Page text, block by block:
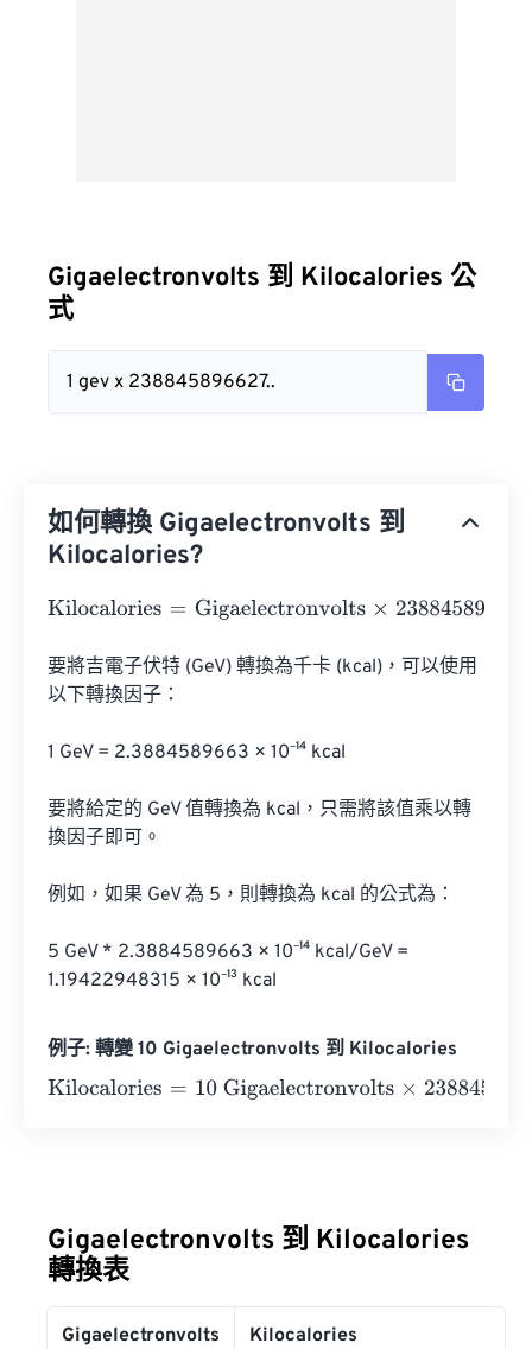
Gigaelectronvolts 到 Kilocalories 公
式
1 gev x 238845896627..
如何轉換 Gigaelectronvolts 到
Kilocalories?
Kilocalories=Gigaelectronvolts×
要將吉電子伏特 (GeV) 轉換為千卡 (kcal)，可以使用
以下轉換因子：
1 GeV = 2.3884589663 × 10⁻¹⁴ kcal
要將給定的 GeV 值轉換為 kcal，只需將該值乘以轉
換因子即可。
例如，如果 GeV 為 5，則轉換為 kcal 的公式為：
5 GeV * 2.3884589663 × 10⁻¹⁴ kcal/GeV =
1.19422948315 × 10⁻¹³ kcal
例子: 轉變 10 Gigaelectronvolts 到 Kilocalories
Kilocalories=10 Gigaelectronvolts×
Gigaelectronvolts 到 Kilocalories
轉換表
Gigaelectronvolts Kilocalories